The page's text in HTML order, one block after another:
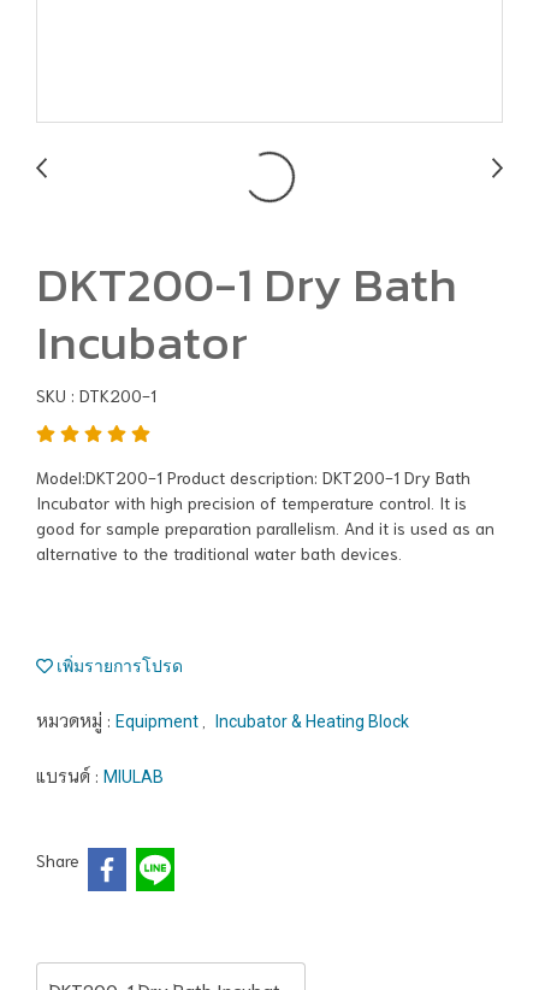
DKT200-1 Dry Bath
Incubator
SKU : DTK200-1
Model:DKT200-1 Product description: DKT200-1 Dry Bath
Incubator with high precision of temperature control. It is
good for sample preparation parallelism. And it is used as an
alternative to the traditional water bath devices.
เพิ่มรายการโปรด
หมวดหมู่ : Equipment Incubator & Heating Block
แบรนด์ : MIULAB
Share